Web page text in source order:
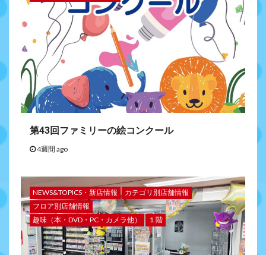
第43回ファミリーの絵コンクール
4週間 ago
NEWS&TOPICS・新店情報
カテゴリ別店舗情報
フロア別店舗情報
趣味（本・DVD・PC・カメラ他）
１階